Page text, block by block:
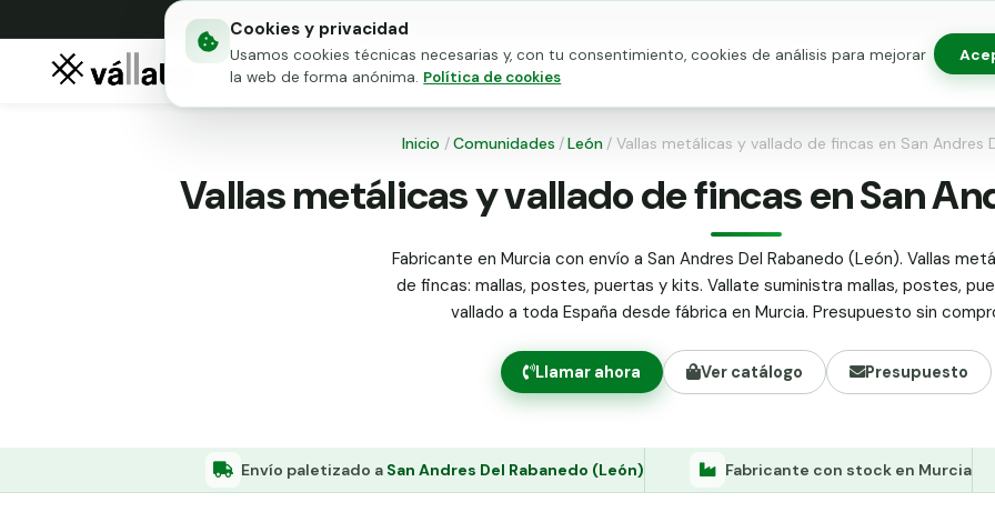
Cookies y privacidad
Usamos cookies técnicas necesarias y, con tu consentimiento, cookies de análisis para mejorar
la web de forma anónima. Política de cookies
Mallas metálicas
Puertas para vallado
Inicio /Comunidades /León / Vallas metálicas y vallado de fincas en San Andres
Vallas metálicas y vallado de fincas en San
Fabricante en Murcia con envío a San Andres Del Rabanedo (León). Vallas
de fincas: mallas, postes, puertas y kits. Vallate suministra mallas, postes,
vallado a toda España desde fábrica en Murcia. Presupuesto sin
Llamar ahora Ver catálogo Presupuesto
Envío paletizado a San Andres Del Rabanedo (León) Fabricante con stock en Murcia